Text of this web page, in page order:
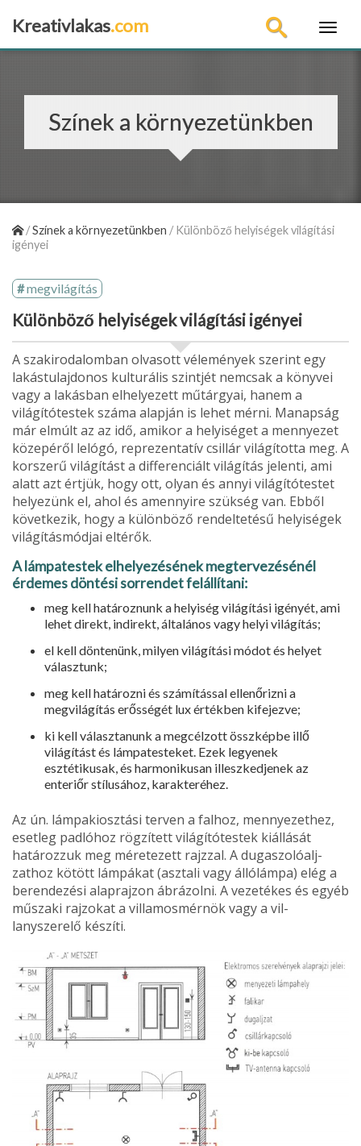
Kreativlakas.com
Színek a környezetünkben
/Színek a környezetünkben /Különböző helyiségek világítási
igényei
megvilágítás
Különböző helyiségek világítási igényei
A szakirodalomban olvasott vélemények szerint egy
lakástulajdo­nos kulturális szintjét nemcsak a könyvei
vagy a lakásban elhe­lyezett műtárgyai, hanem a
világítótestek száma alapján is lehet mérni. Manapság
már elmúlt az az idő, amikor a helyiséget a mennyezet
közepéről lelógó, reprezentatív csillár világította meg. A
korszerű világítást a differenciált világítás jelenti, ami
alatt azt értjük, hogy ott, olyan és annyi világítótestet
helyezünk el, ahol és amennyire szükség van. Ebből
következik, hogy a különböző ren­deltetésű helyiségek
világításmódjai eltérők.
A lámpatestek elhelyezésének megtervezésénél
érdemes dön­tési sorrendet felállítani:
meg kell határoznunk a helyiség világítási igényét, ami
lehet di­rekt, indirekt, általános vagy helyi világítás;
el kell döntenünk, milyen világítási módot és helyet
választunk;
meg kell határozni és számítással ellenőrizni a
megvilágítás erősségét lux értékben kifejezve;
ki kell választanunk a megcélzott összképbe illő
világítást és lámpatesteket. Ezek legyenek
esztétikusak, és harmonikusan il­leszkedjenek az
enteriőr stílusához, karakteréhez.
Az ún. lámpakiosztási terven a falhoz, mennyezethez,
esetleg padlóhoz rögzí­tett világítótestek kiállását
határozzuk meg méretezett rajzzal. A dugaszolóalj­
zathoz kötött lámpákat (asztali vagy állólámpa) elég a
berendezési alaprajzon ábrázolni. A vezetékes és egyéb
műszaki rajzokat a villamosmérnök vagy a vil­
lanyszerelő készíti.